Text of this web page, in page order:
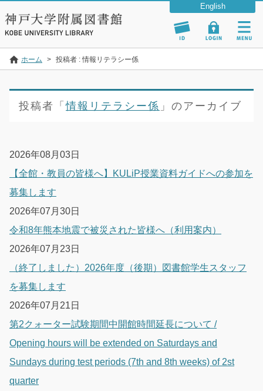
ホーム > 投稿者 : 情報リテラシー係
投稿者「情報リテラシー係 」のアーカイブ
2026年08月03日
【全館・教員の皆様へ】KULiP授業資料ガイドへの参加を
募集します
2026年07月30日
令和8年熊本地震で被災された皆様へ（利用案内）
2026年07月23日
（終了しました）2026年度（後期）図書館学生スタッフ
を募集します
2026年07月21日
第2クォーター試験期間中開館時間延長について /
Opening hours will be extended on Saturdays and
Sundays during test periods (7th and 8th weeks) of 2st
quarter